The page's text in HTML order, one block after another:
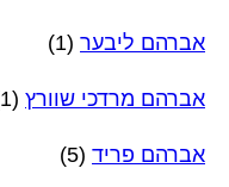
אברהם ליבער (1)
אברהם מרדכי שוורץ (1)
אברהם פריד (5)